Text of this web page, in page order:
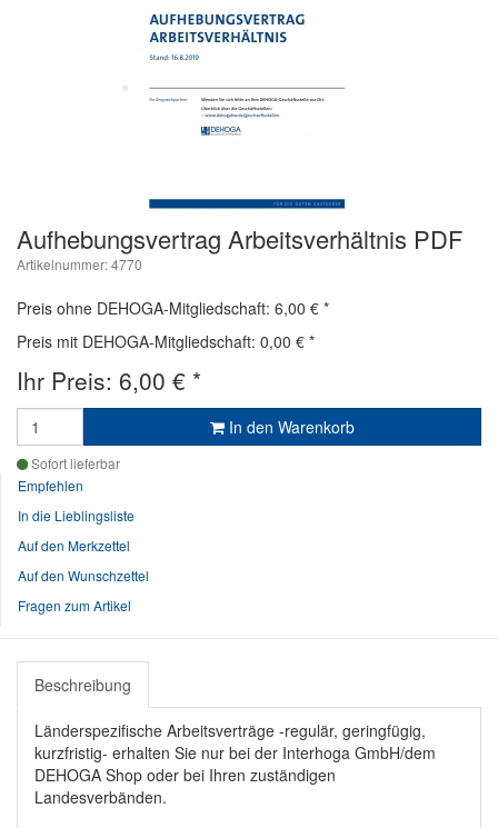
Aufhebungsvertrag Arbeitsverhältnis PDF
Artikelnummer: 4770
Preis ohne DEHOGA-Mitgliedschaft: 6,00 € *
Preis mit DEHOGA-Mitgliedschaft: 0,00 € *
Ihr Preis: 6,00 € *
In den Warenkorb
Sofort lieferbar
Empfehlen
In die Lieblingsliste
Auf den Merkzettel
Auf den Wunschzettel
Fragen zum Artikel
Beschreibung
Länderspezifische Arbeitsverträge -regulär, geringfügig,
kurzfristig- erhalten Sie nur bei der Interhoga GmbH/dem
DEHOGA Shop oder bei Ihren zuständigen
Landesverbänden.